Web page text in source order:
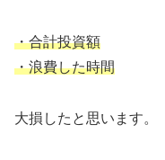
・合計投資額
・浪費した時間
大損したと思います。